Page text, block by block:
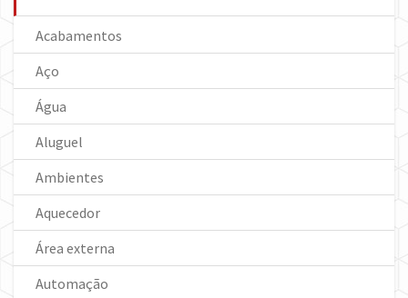
Acabamentos
Aço
Água
Aluguel
Ambientes
Aquecedor
Área externa
Automação